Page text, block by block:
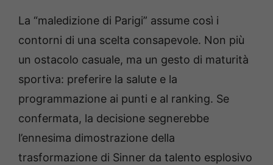
La “maledizione di Parigi” assume così i
contorni di una scelta consapevole. Non più
un ostacolo casuale, ma un gesto di maturità
sportiva: preferire la salute e la
programmazione ai punti e al ranking. Se
confermata, la decisione segnerebbe
l’ennesima dimostrazione della
trasformazione di Sinner da talento esplosivo